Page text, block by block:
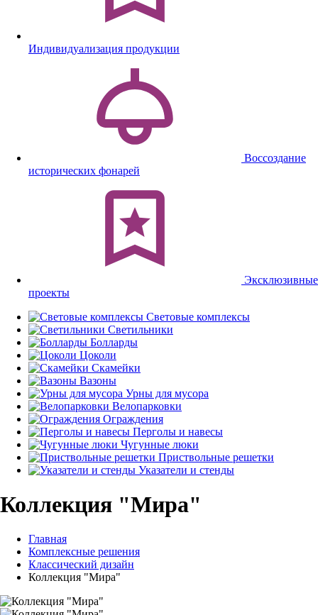
Индивидуализация продукции
Воссоздание
исторических фонарей
Эксклюзивные
проекты
Световые комплексы
Светильники
Болларды
Цоколи
Скамейки
Вазоны
Урны для мусора
Велопарковки
Ограждения
Перголы и навесы
Чугунные люки
Приствольные решетки
Указатели и стенды
Коллекция "Мира"
Главная
Комплексные решения
Классический дизайн
Коллекция "Мира"